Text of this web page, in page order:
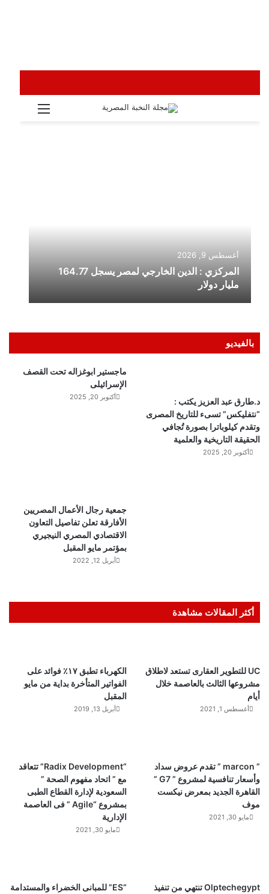
بالفيديو
ماجستير ابوغزاله تحت القصف
الإسرائيلى
أكتوبر 20, 2025
د.طارق عبد العزيز يكتب :
“نتفليكس” تسىء للتاريخ المصرى
وتقدم كيلوباترا بصورة تُجافي
الحقيقة التاريخية والعلمية
أكتوبر 20, 2025
جمعية رجال الأعمال المصريين
الأفارقة تعلن تفاصيل التعاون
الاقتصادي المصري النيجيري
بمؤتمر مايو المقبل
أبريل 12, 2022
أكثر المقالات مشاهدة
الكهرباء تطبق ١٧٪ فوائد على
الفواتير المتأخرة بداية من مايو
المقبل
أبريل 13, 2019
UC للتطوير العقارى تستعد لاطلاق
مشروعها الثالث بالعاصمة خلال
أيام
أغسطس 1, 2021
“Radix Development” تتعاقد
مع ” اتحاد مفهوم الصحة ”
السعودية لإدارة القطاع الطبى
بمشروع “Agile ” فى العاصمة
الإدارية
مايو 30, 2021
” marcon ” تقدم عروض سداد
وأسعار تنافسية لمشروع ” G7 ”
القاهرة الجديد بمعرض نيكست
موف
مايو 30, 2021
“ES” للمبانى الخضراء والمستدامة
Olptechegypt تنتهي من تنفيذ